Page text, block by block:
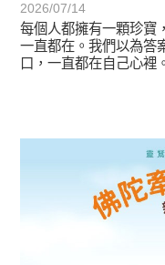
2026/07/14
每個人都擁有一顆珍寶
一直都在。我們以為答
口，一直都在自己心裡。